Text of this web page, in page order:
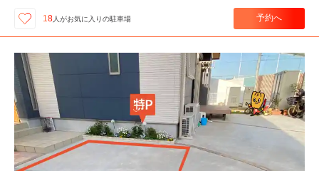
18 人がお気に入りの駐車場 予約へ